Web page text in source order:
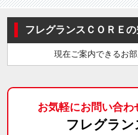
フレグランスＣＯＲＥ
現在ご案内できるお
お気軽にお問い合わ
フレグラン